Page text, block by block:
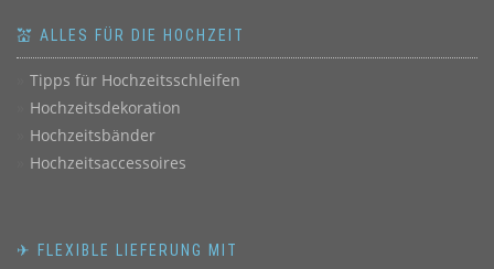
💒 ALLES FÜR DIE HOCHZEIT
Tipps für Hochzeitsschleifen
Hochzeitsdekoration
Hochzeitsbänder
Hochzeitsaccessoires
✈ FLEXIBLE LIEFERUNG MIT